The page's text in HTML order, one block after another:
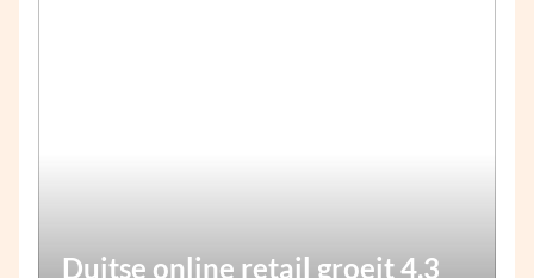
Duitse online retail groeit 4,3